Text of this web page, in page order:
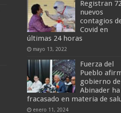
Registran
nuevos
contagios
Covid en
últimas 24 horas
mayo 13, 2022
Fuerza del
Pueblo
gobierno de
Abinader ha
fracasado en materia de
enero 11, 2024